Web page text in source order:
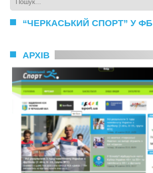
“ЧЕРКАСЬКИЙ СПОРТ” У ФБ
АРХІВ